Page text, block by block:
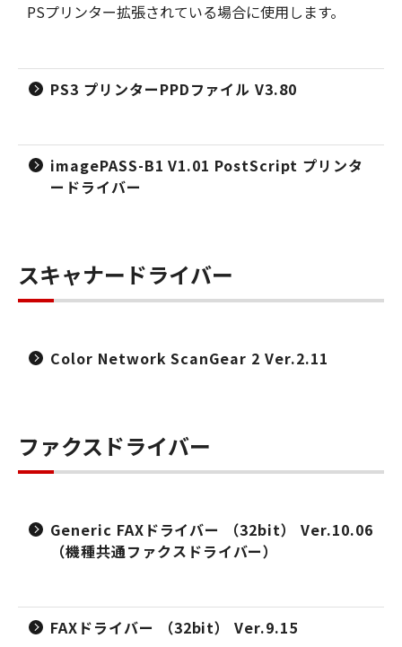
PSプリンター拡張されている場合に使用します。
PS3 プリンターPPDファイル V3.80
imagePASS-B1 V1.01 PostScript プリンタ
ードライバー
スキャナードライバー
Color Network ScanGear 2 Ver.2.11
ファクスドライバー
Generic FAXドライバー （32bit） Ver.10.06
（機種共通ファクスドライバー）
FAXドライバー （32bit） Ver.9.15